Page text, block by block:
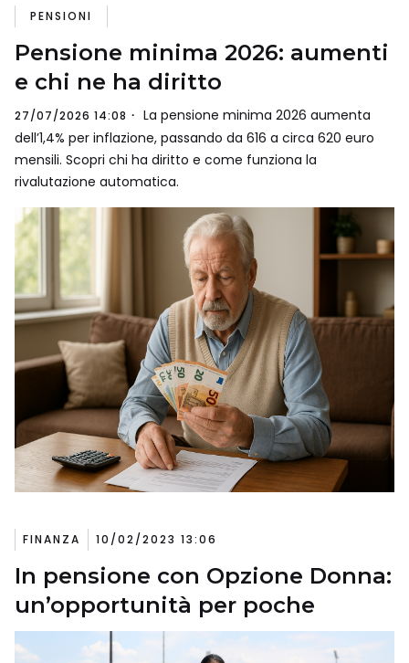
PENSIONI
Pensione minima 2026: aumenti
e chi ne ha diritto
27/07/2026 14:08
La pensione minima 2026 aumenta
dell’1,4% per inflazione, passando da 616 a circa 620 euro
mensili. Scopri chi ha diritto e come funziona la
rivalutazione automatica.
FINANZA 10/02/2023 13:06
In pensione con Opzione Donna:
un’opportunità per poche